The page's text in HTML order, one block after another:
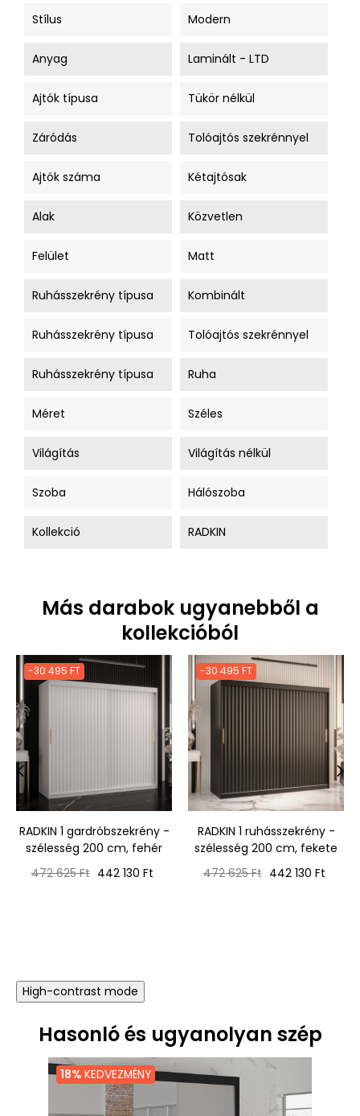
Stílus Modern
Anyag Laminált - LTD
Ajtók típusa Tükör nélkül
Záródás Tolóajtós szekrénnyel
Ajtók száma Kétajtósak
Alak Közvetlen
Felület Matt
Ruhásszekrény típusa Kombinált
Ruhásszekrény típusa Tolóajtós szekrénnyel
Ruhásszekrény típusa Ruha
Méret Széles
Világítás Világítás nélkül
Szoba Hálószoba
Kollekció RADKIN
Más darabok ugyanebből a
kollekcióból
-30 495 FT
RADKIN 1 gardróbszekrény -
szélesség 200 cm, fehér
Normál
472 625 Ft Ár
442 130 Ft
-30 495 FT
RADKIN 1 ruhásszekrény -
szélesség 200 cm, fekete
Normál
472 625 Ft Ár
442 130 Ft
‹ ›
High-contrast mode
Hasonló és ugyanolyan szép
18% KEDVEZMÉNY